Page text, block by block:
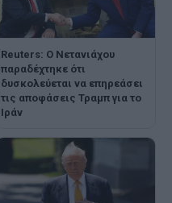
Reuters: Ο Νετανιάχου
παραδέχτηκε ότι
δυσκολεύεται να επηρεάσει
τις αποφάσεις Τραμπ για το
Ιράν